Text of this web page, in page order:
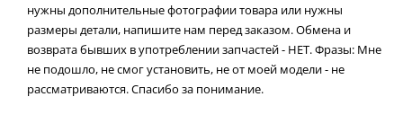
нужны дополнительные фотографии товара или нужны
размеры детали, напишите нам перед заказом. Обмена и
возврата бывших в употреблении запчастей - НЕТ. Фразы: Мне
не подошло, не смог установить, не от моей модели - не
рассматриваются. Спасибо за понимание.